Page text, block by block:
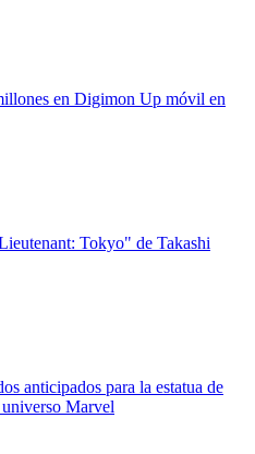
en Digimon Up móvil en
Tokyo" de Takashi
anticipados para la estatua de
Marvel